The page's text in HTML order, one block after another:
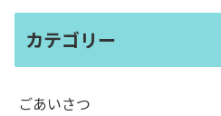
カテゴリー
ごあいさつ